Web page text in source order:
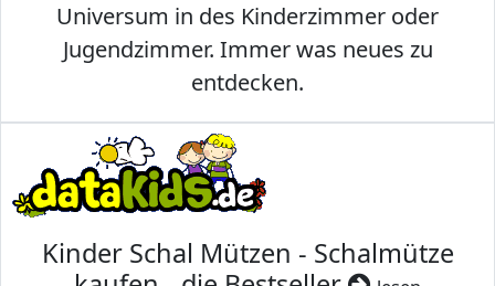
Universum in des Kinderzimmer oder
Jugendzimmer. Immer was neues zu
entdecken.
Kinder Schal Mützen - Schalmütze